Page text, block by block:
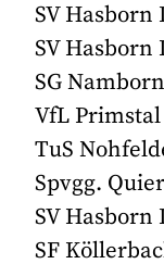
SV Hasborn
SV Hasborn
SG
VfL Primstal
TuS
Spvgg.
SV Hasborn
SF